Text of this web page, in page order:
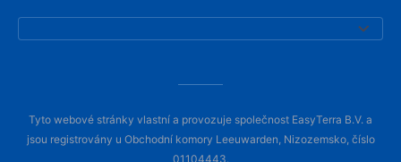
Tyto webové stránky vlastní a provozuje společnost EasyTerra B.V. a
jsou registrovány u Obchodní komory Leeuwarden, Nizozemsko, číslo
01104443.